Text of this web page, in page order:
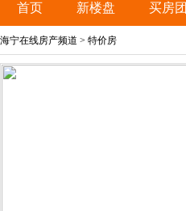
首页 新楼盘 买房团
海宁在线房产频道 > 特价房